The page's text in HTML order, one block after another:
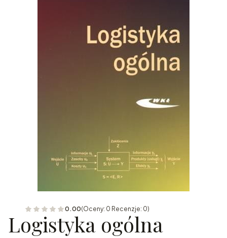
0.00(Oceny: 0 Recenzje: 0)
Logistyka ogólna